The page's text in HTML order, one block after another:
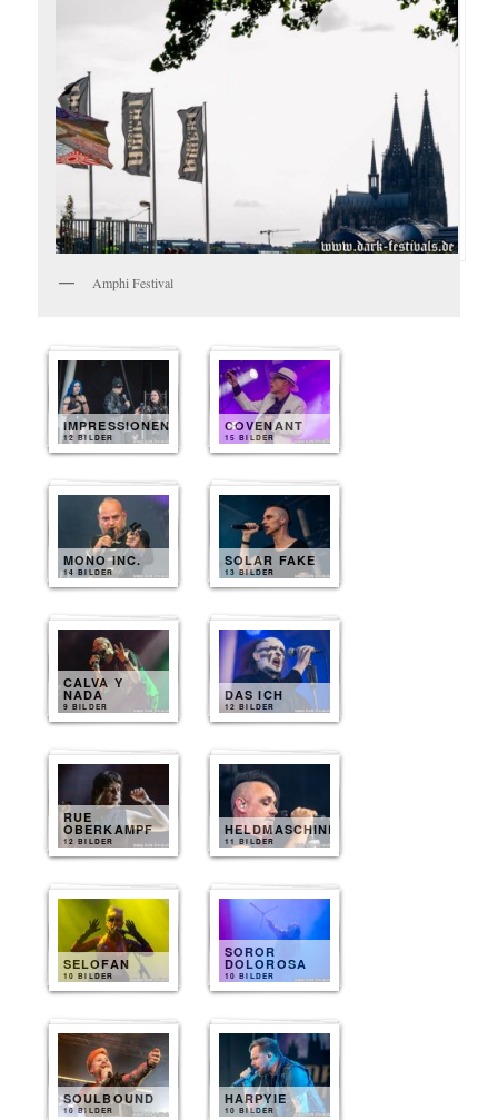
Amphi Festival
IMPRESSIONEN
12 BILDER
COVENANT
15 BILDER
MONO INC.
14 BILDER
SOLAR FAKE
13 BILDER
CALVA Y
NADA
9 BILDER
DAS ICH
12 BILDER
RUE
OBERKAMPF
12 BILDER
HELDMASCHINE
11 BILDER
SELOFAN
10 BILDER
SOROR
DOLOROSA
10 BILDER
SOULBOUND
10 BILDER
HARPYIE
10 BILDER